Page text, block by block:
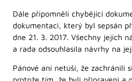
Dále připomněli chybějící
dokumentaci, který byl sepsán
dne 21. 3. 2017. Všechny jejich
a rada odsouhlasila návrhy na
Pánové ani netuší, že zachránili